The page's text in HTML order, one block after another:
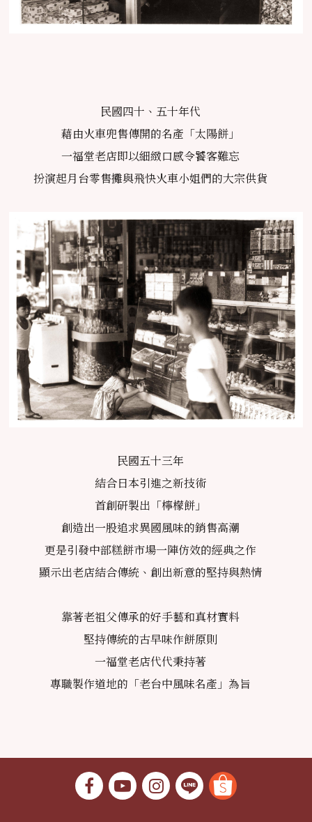
民國四十、五十年代
藉由火車兜售傳開的名產「太陽餅」
一福堂老店即以細緻口感令饕客難忘
扮演起月台零售攤與飛快火車小姐們的大宗供貨
民國五十三年
結合日本引進之新技術
首創研製出「檸檬餅」
創造出一股追求異國風味的銷售高潮
更是引發中部糕餅市場一陣仿效的經典之作
顯示出老店結合傳統、創出新意的堅持與熱情
靠著老祖父傳承的好手藝和真材實料
堅持傳統的古早味作餅原則
一福堂老店代代秉持著
專職製作道地的「老台中風味名產」為旨